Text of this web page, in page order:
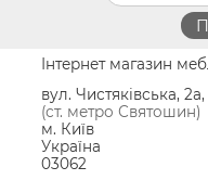
Інтернет магазин
вул. Чистяківська, 2а,
(ст. метро Святошин)
м. Київ
Україна
03062